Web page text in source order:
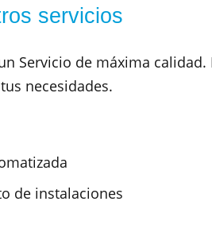
servicios
Servicio de máxima
necesidades.
de instalaciones